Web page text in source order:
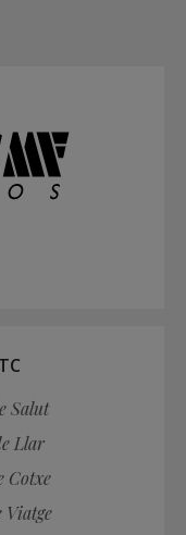
Salut
Llar
Cotxe
Viatge